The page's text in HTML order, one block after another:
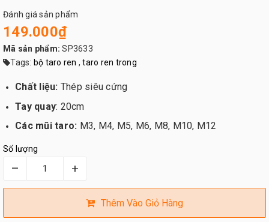
Đánh giá sản phẩm
149.000₫
Mã sản phẩm: SP3633
Tags: bộ taro ren ,taro ren trong
Chất liệu: Thép siêu cứng
Tay quay: 20cm
Các mũi taro: M3, M4, M5, M6, M8, M10, M12
Số lượng
– +
Thêm Vào Giỏ Hàng